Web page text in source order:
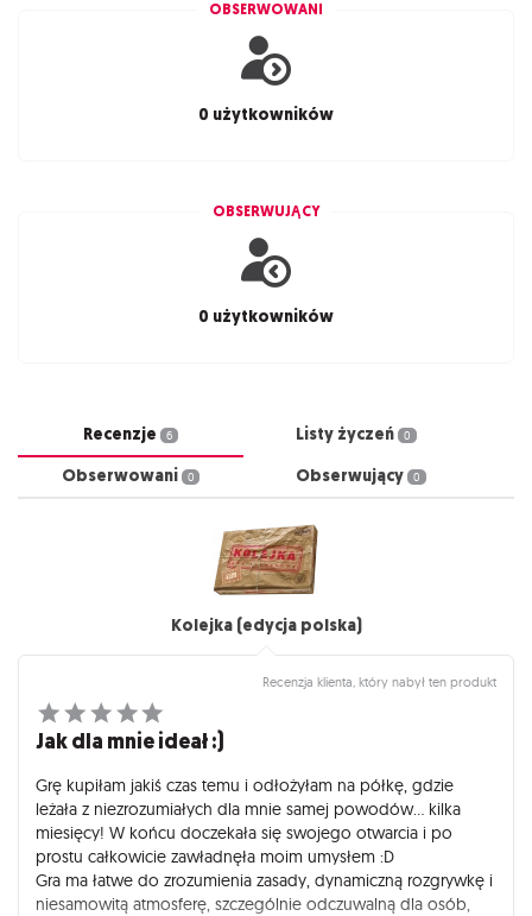
OBSERWOWANI
0 użytkowników
OBSERWUJĄCY
0 użytkowników
Recenzje 6 Listy życzeń 0
Obserwowani 0 Obserwujący 0
Kolejka (edycja polska)
Recenzja klienta, który nabył ten produkt
Jak dla mnie ideał :)
Grę kupiłam jakiś czas temu i odłożyłam na półkę, gdzie
leżała z niezrozumiałych dla mnie samej powodów... kilka
miesięcy! W końcu doczekała się swojego otwarcia i po
prostu całkowicie zawładnęła moim umysłem :D
Gra ma łatwe do zrozumienia zasady, dynamiczną rozgrywkę i
niesamowitą atmosferę, szczególnie odczuwalną dla osób,